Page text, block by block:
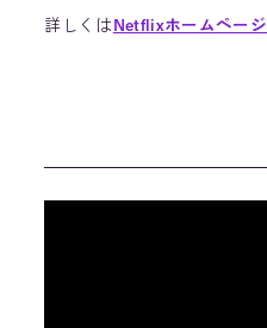
詳しくは Netflixホームページ